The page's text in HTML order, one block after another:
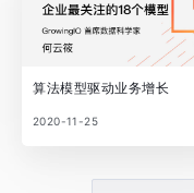
算法模型驱动业务增长
2020-11-25